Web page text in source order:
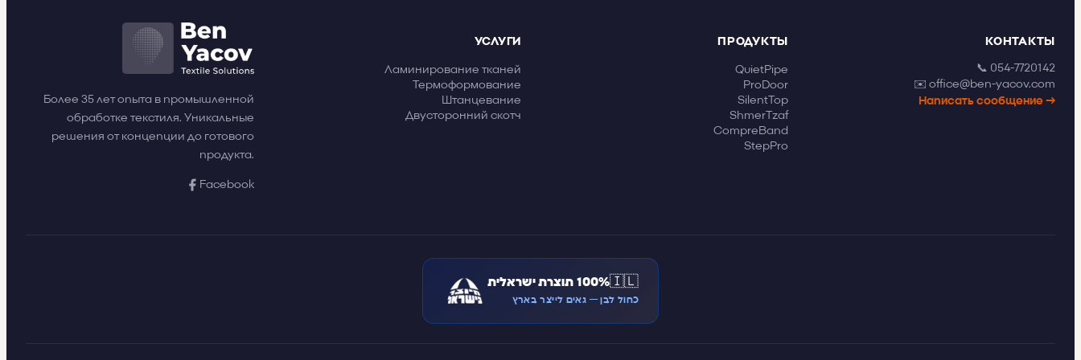
Более 35 лет опыта в промышленной
обработке текстиля. Уникальные
решения от концепции до готового
продукта.
Facebook
УСЛУГИ
Ламинирование тканей
Термоформование
Штанцевание
Двусторонний скотч
ПРОДУКТЫ
QuietPipe
ProDoor
SilentTop
ShmerTzaf
CompreBand
StepPro
КОНТАКТЫ
📞 054-7720142
✉️ office@ben-yacov.com
Написать сообщение →
🇮🇱100% תוצרת ישראלית
כחול לבן — גאים לייצר בארץ